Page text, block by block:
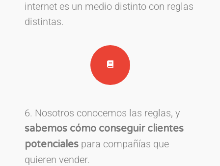
internet es un medio distinto con reglas
distintas.
6. Nosotros conocemos las reglas, y
sabemos cómo conseguir clientes
potenciales para compañías que
quieren vender.